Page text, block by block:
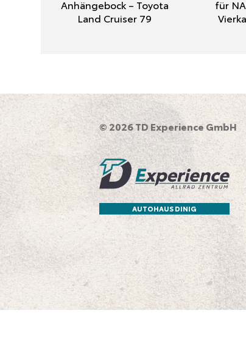
Anhängebock – Toyota
Land Cruiser 79
für
© 2026 TD Experience GmbH
AUTOHAUS DINIG